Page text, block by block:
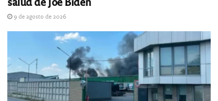
9 de agosto de 2026